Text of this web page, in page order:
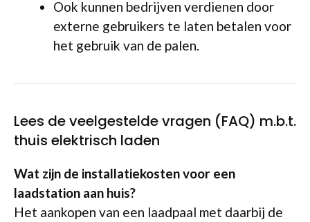
Ook kunnen bedrijven verdienen door
externe gebruikers te laten betalen voor
het gebruik van de palen.
Lees de veelgestelde vragen (FAQ) m.b.t.
thuis elektrisch laden
Wat zijn de installatiekosten voor een
laadstation aan huis?
Het aankopen van een laadpaal met daarbij de